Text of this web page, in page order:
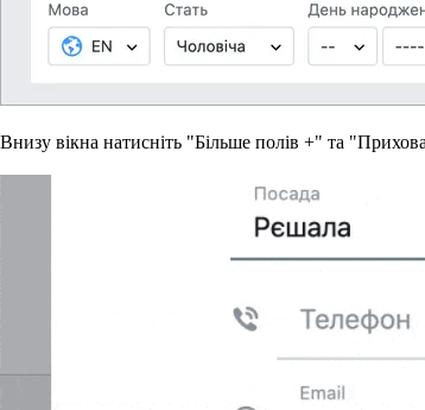
Внизу вікна натисніть "Більше полів +" та